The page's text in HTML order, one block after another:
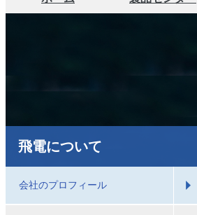
飛電について
会社のプロフィール